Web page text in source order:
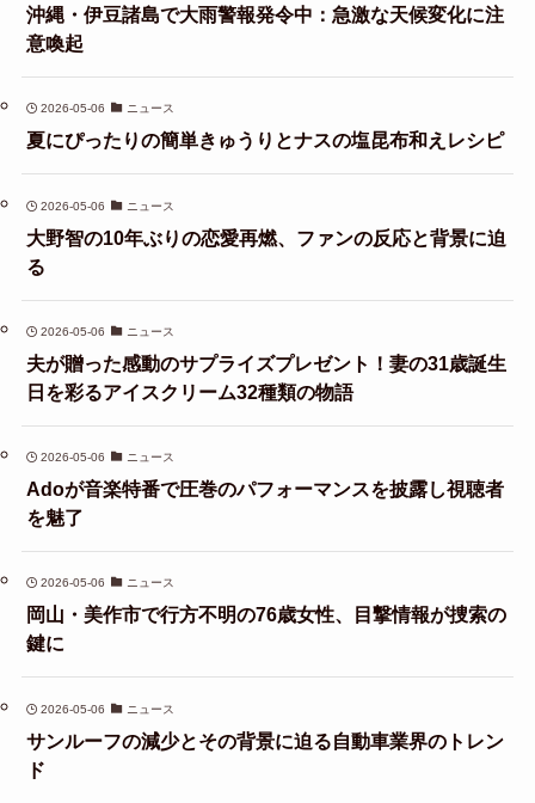
沖縄・伊豆諸島で大雨警報発令中：急激な天候変化に注
意喚起
2026-05-06 ニュース
夏にぴったりの簡単きゅうりとナスの塩昆布和えレシピ
2026-05-06 ニュース
大野智の10年ぶりの恋愛再燃、ファンの反応と背景に迫
る
2026-05-06 ニュース
夫が贈った感動のサプライズプレゼント！妻の31歳誕生
日を彩るアイスクリーム32種類の物語
2026-05-06 ニュース
Adoが音楽特番で圧巻のパフォーマンスを披露し視聴者
を魅了
2026-05-06 ニュース
岡山・美作市で行方不明の76歳女性、目撃情報が捜索の
鍵に
2026-05-06 ニュース
サンルーフの減少とその背景に迫る自動車業界のトレン
ド